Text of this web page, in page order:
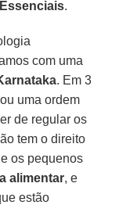
.
com uma
. Em 3
uma ordem
de regular os
tem o direito
e os pequenos
alimentar, e
estão